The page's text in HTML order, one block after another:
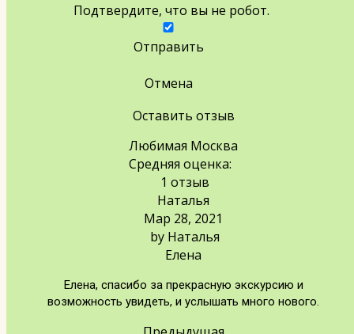
Подтвердите, что вы не робот.
Отправить
Отмена
Оставить отзыв
Любимая Москва
Средняя оценка:
1 отзыв
Наталья
Мар 28, 2021
by Наталья
Елена
Елена, спасибо за прекрасную экскурсию и
возможность увидеть, и услышать много нового.